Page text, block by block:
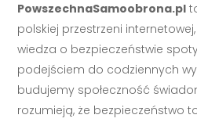
PowszechnaSamoobrona.pl
polskiej przestrzeni
wiedza o bezpieczeństwie
podejściem do codziennych
budujemy społeczność
rozumieją, że bezpieczeństwo